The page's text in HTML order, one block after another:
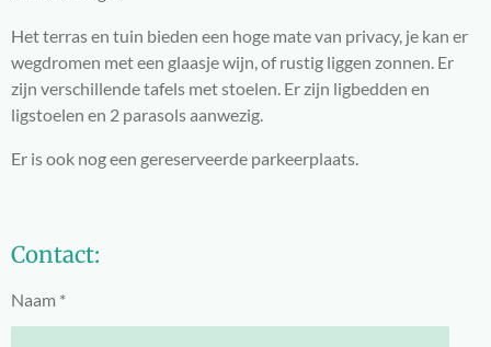
Het terras en tuin bieden een hoge mate van privacy, je kan er
wegdromen met een glaasje wijn, of rustig liggen zonnen. Er
zijn verschillende tafels met stoelen. Er zijn ligbedden en
ligstoelen en 2 parasols aanwezig.
Er is ook nog een gereserveerde parkeerplaats.
Contact:
Naam *